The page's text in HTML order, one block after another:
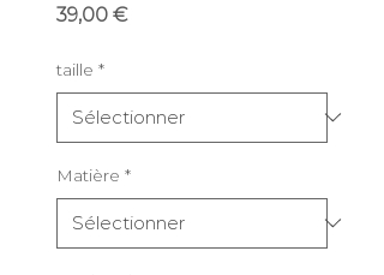
39,00 €Prix
taille *
Matière *